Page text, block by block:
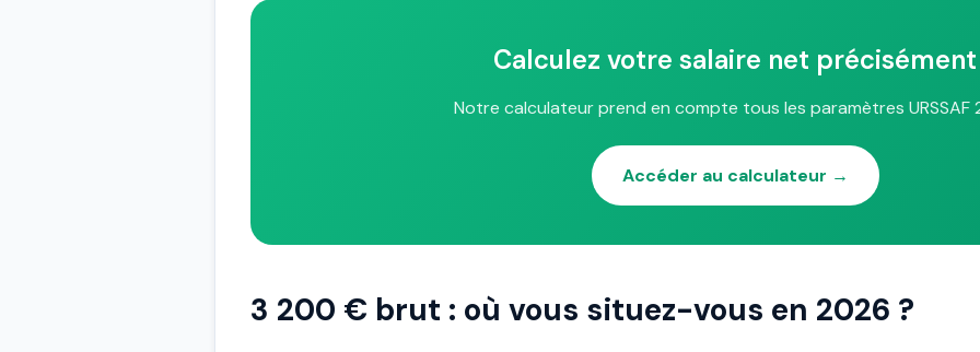
Calculez votre salaire net précisément
Notre calculateur prend en compte tous les paramètres URSSAF
Accéder au calculateur →
3 200 € brut : où vous situez-vous en 2026 ?